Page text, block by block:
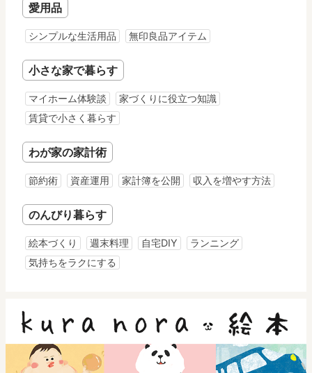
愛用品
シンプルな生活用品 無印良品アイテム
小さな家で暮らす
マイホーム体験談
家づくりに役立つ知識
賃貸で小さく暮らす
わが家の家計術
節約術 資産運用 家計簿を公開 収入を増やす方法
のんびり暮らす
絵本づくり 週末料理 自宅DIY
ランニング
気持ちをラクにする